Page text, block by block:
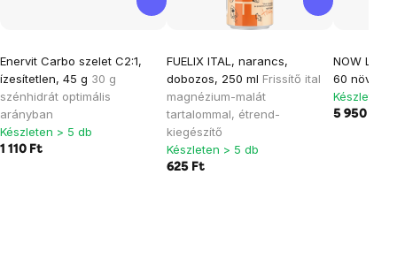
Enervit Carbo szelet C2:1,
ízesítetlen, 45 g 30 g
szénhidrát optimális
arányban
Készleten > 5 db
1 110 Ft
FUELIX ITAL, narancs,
dobozos, 250 ml Frissítő ital
magnézium-malát
tartalommal, étrend-
kiegészítő
Készleten > 5 db
625 Ft
NOW L-
60
Készleten
5 950 Ft